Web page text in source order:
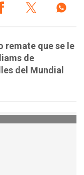
remate que se le
de
del Mundial